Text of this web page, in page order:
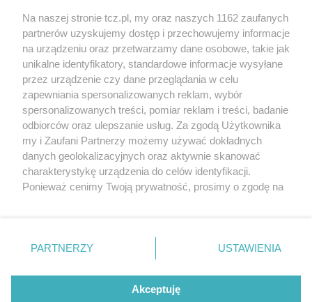
O FIRMIE POLITYKA PRYWATNOŚCI HOSTING
REKLAMA WSPÓŁPRACA RSS FACEBOOK KONTAKT
Nasze serwisy
Aktualności
Tcz24
Historia miasta
Muzyka i kultura
Archiwum wydarzeń
Zdjęcia miasta
Na naszej stronie tcz.pl, my oraz naszych 1162 zaufanych
partnerów uzyskujemy dostęp i przechowujemy informacje
na urządzeniu oraz przetwarzamy dane osobowe, takie jak
unikalne identyfikatory, standardowe informacje wysyłane
przez urządzenie czy dane przeglądania w celu
zapewniania spersonalizowanych reklam, wybór
spersonalizowanych treści, pomiar reklam i treści, badanie
odbiorców oraz ulepszanie usług. Za zgodą Użytkownika
my i Zaufani Partnerzy możemy używać dokładnych
danych geolokalizacyjnych oraz aktywnie skanować
charakterystykę urządzenia do celów identyfikacji.
Ponieważ cenimy Twoją prywatność, prosimy o zgodę na
znajdujący się w lewym dolnym rogu strony
. Niektóre
przetwarzaniu. Preferencje będą miały zastosowania tylko
PARTNERZY USTAWIENIA
Akceptuję